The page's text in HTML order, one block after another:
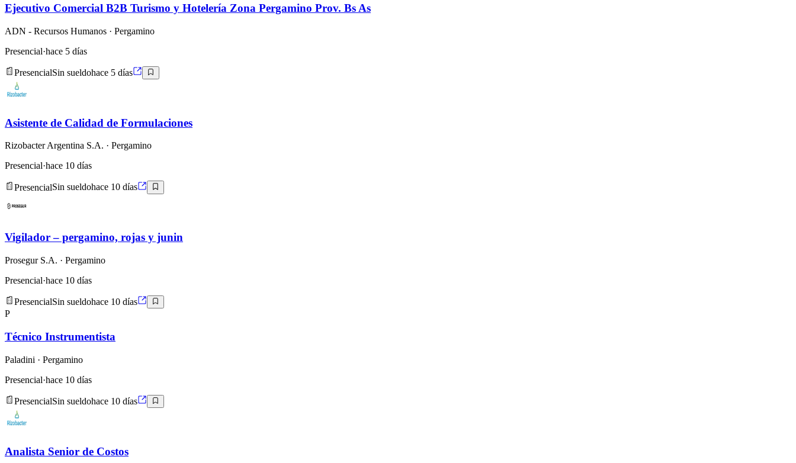
Ejecutivo Comercial B2B Turismo y Hotelería Zona Pergamino Prov. Bs As
ADN - Recursos Humanos · Pergamino
Presencial·hace 5 días
PresencialSin sueldohace 5 días
Asistente de Calidad de Formulaciones
Rizobacter Argentina S.A. · Pergamino
Presencial·hace 10 días
PresencialSin sueldohace 10 días
Vigilador – pergamino, rojas y junin
Prosegur S.A. · Pergamino
Presencial·hace 10 días
PresencialSin sueldohace 10 días
P
Técnico Instrumentista
Paladini · Pergamino
Presencial·hace 10 días
PresencialSin sueldohace 10 días
Analista Senior de Costos